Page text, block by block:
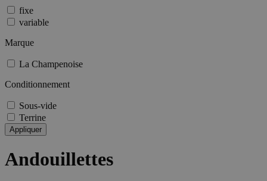
fixe
variable
Marque
La Champenoise
Conditionnement
Sous-vide
Terrine
Appliquer
Andouillettes